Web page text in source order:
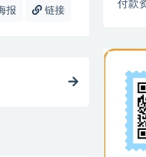
报 链接
付款